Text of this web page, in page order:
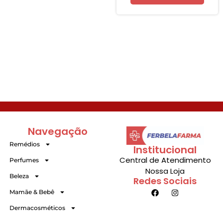
Institucional
Central de Atendimento
Nossa Loja
Redes Sociais
Navegação
Remédios
Perfumes
Beleza
Mamãe & Bebê
Dermacosméticos